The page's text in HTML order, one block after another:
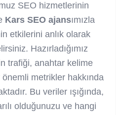
SEO hizmetlerinin
Kars SEO ajansımızla
etkilerini anlık olarak
Hazırladığımız
trafiği, anahtar kelime
önemli metrikler hakkında
Bu veriler ışığında,
olduğunuzu ve hangi